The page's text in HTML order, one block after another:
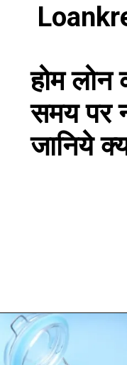
होम लोन
समय पर
जानिये